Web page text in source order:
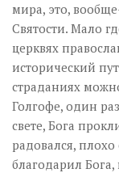
мира, это,
Святости. Мало
церквях
исторический
страданиях
Голгофе, один
свете, Бога
радовался,
благодарил